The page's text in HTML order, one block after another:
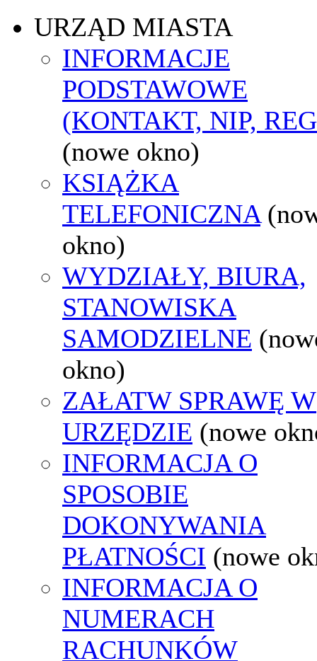
URZĄD MIASTA
INFORMACJE
PODSTAWOWE
(KONTAKT, NIP,
(nowe okno)
KSIĄŻKA
TELEFONICZNA
okno)
WYDZIAŁY, BIURA,
STANOWISKA
SAMODZIELNE
okno)
ZAŁATW SPRAWĘ W
URZĘDZIE (nowe
INFORMACJA O
SPOSOBIE
DOKONYWANIA
PŁATNOŚCI (nowe
INFORMACJA O
NUMERACH
RACHUNKÓW